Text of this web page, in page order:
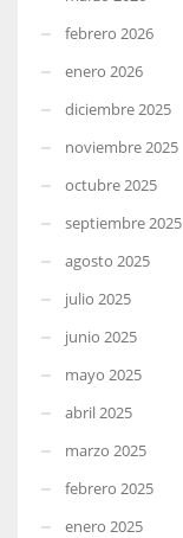
febrero 2026
enero 2026
diciembre 2025
noviembre 2025
octubre 2025
septiembre 2025
agosto 2025
julio 2025
junio 2025
mayo 2025
abril 2025
marzo 2025
febrero 2025
enero 2025